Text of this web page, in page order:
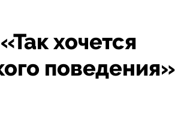
хочется
поведения»